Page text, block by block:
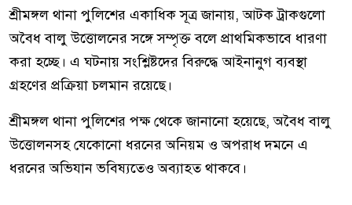
শ্রীমঙ্গল থানা পুলিশের একাধিক সূত্র জানায়, আটক ট্রাকগুলো
অবৈধ বালু উত্তোলনের সঙ্গে সম্পৃক্ত বলে প্রাথমিকভাবে ধারণা
করা হচ্ছে। এ ঘটনায় সংশ্লিষ্টদের বিরুদ্ধে আইনানুগ ব্যবস্থা
গ্রহণের প্রক্রিয়া চলমান রয়েছে।
শ্রীমঙ্গল থানা পুলিশের পক্ষ থেকে জানানো হয়েছে, অবৈধ বালু
উত্তোলনসহ যেকোনো ধরনের অনিয়ম ও অপরাধ দমনে এ
ধরনের অভিযান ভবিষ্যতেও অব্যাহত থাকবে।